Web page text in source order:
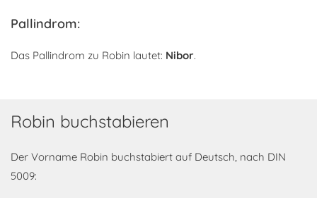
Pallindrom:
Das Pallindrom zu Robin lautet: Nibor.
Robin buchstabieren
Der Vorname Robin buchstabiert auf Deutsch, nach DIN
5009: